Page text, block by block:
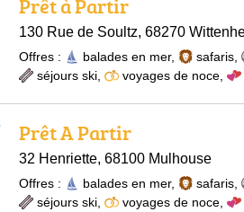
Prêt à Partir
130 Rue de Soultz, 68270
Offres : balades en mer, safaris
séjours ski
voyages de noce
Prêt A Partir
32 Henriette, 68100 Mulhouse
Offres : balades en mer, safaris
séjours ski
voyages de noce